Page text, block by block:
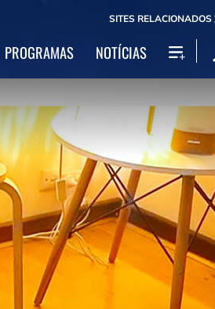
SITES RELACIONADOS
PROGRAMAS NOTÍCIAS